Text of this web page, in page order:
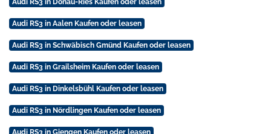
Audi RS3 in Donau-Ries Kaufen oder leasen
Audi RS3 in Aalen Kaufen oder leasen
Audi RS3 in Schwäbisch Gmünd Kaufen oder leasen
Audi RS3 in Grailsheim Kaufen oder leasen
Audi RS3 in Dinkelsbühl Kaufen oder leasen
Audi RS3 in Nördlingen Kaufen oder leasen
Audi RS3 in Giengen Kaufen oder leasen